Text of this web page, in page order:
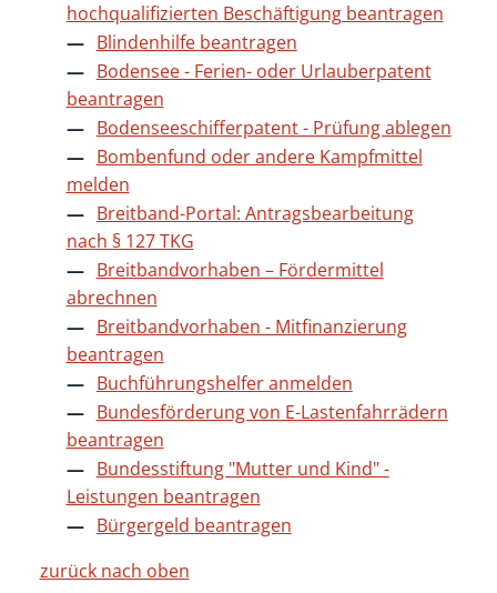
hochqualifizierten Beschäftigung beantragen
Blindenhilfe beantragen
Bodensee - Ferien- oder Urlauberpatent
beantragen
Bodenseeschifferpatent - Prüfung ablegen
Bombenfund oder andere Kampfmittel
melden
Breitband-Portal: Antragsbearbeitung
nach § 127 TKG
Breitbandvorhaben – Fördermittel
abrechnen
Breitbandvorhaben - Mitfinanzierung
beantragen
Buchführungshelfer anmelden
Bundesförderung von E-Lastenfahrrädern
beantragen
Bundesstiftung "Mutter und Kind" -
Leistungen beantragen
Bürgergeld beantragen
zurück nach oben